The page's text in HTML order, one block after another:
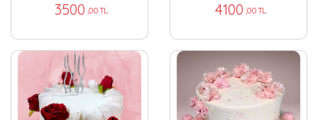
3500 ,00 TL 4100 ,00 TL